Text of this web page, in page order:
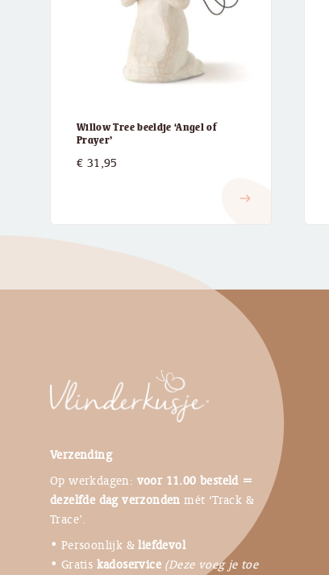
Willow Tree beeldje ‘Angel of
Prayer’
€ 31,95
east
Verzending
Op werkdagen: voor 11.00 besteld =
dezelfde dag verzonden mét ‘Track &
Trace’.
• Persoonlijk &liefdevol
• Gratis kadoservice (Deze voeg je toe